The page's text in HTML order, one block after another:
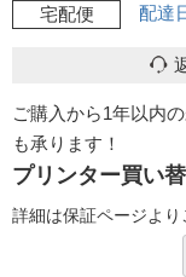
宅配便
配達
ご購入から1年以内
も承ります！
プリンター買い
詳細は保証ページより